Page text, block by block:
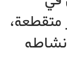
متقطعة،